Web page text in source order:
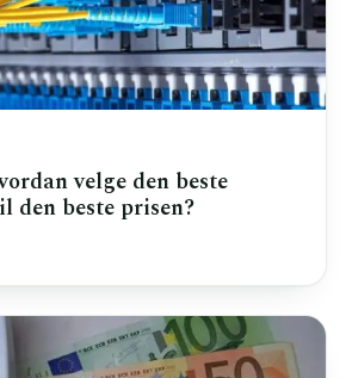
velge den beste
den beste prisen?